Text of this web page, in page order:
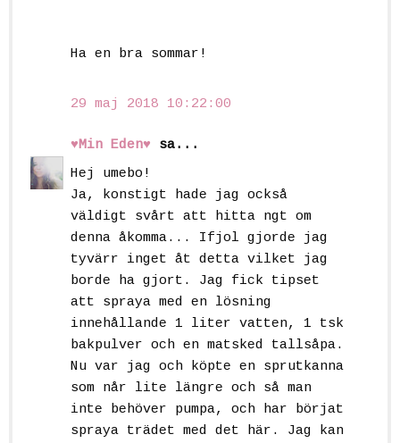
Ha en bra sommar!
29 maj 2018 10:22:00
♥Min Eden♥ sa...
Hej umebo!
Ja, konstigt hade jag också
väldigt svårt att hitta ngt om
denna åkomma... Ifjol gjorde jag
tyvärr inget åt detta vilket jag
borde ha gjort. Jag fick tipset
att spraya med en lösning
innehållande 1 liter vatten, 1 tsk
bakpulver och en matsked tallsåpa.
Nu var jag och köpte en sprutkanna
som når lite längre och så man
inte behöver pumpa, och har börjat
spraya trädet med det här. Jag kan